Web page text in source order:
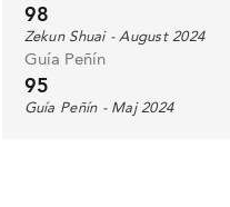
98
Zekun Shuai - August 2024
Guía Peñín
95
Guía Peñín - Maj 2024